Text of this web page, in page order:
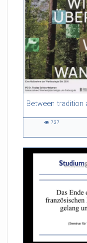
Nutzen und den
Waldgeschichten
Referent/in:
Prof. Dr. Ulrich
Schraml (Direktor FVA
54:13 duration
737